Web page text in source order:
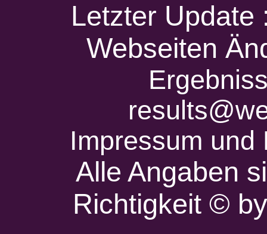
Letzter
Webseiten
Impressum
Alle Angaben
Richtigkeit ©